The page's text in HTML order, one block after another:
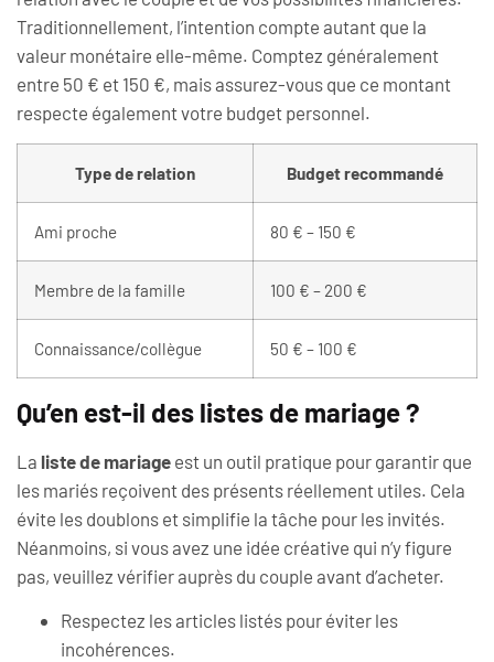
Traditionnellement, l’intention compte autant que la
valeur monétaire elle-même. Comptez généralement
entre 50 € et 150 €, mais assurez-vous que ce montant
respecte également votre budget personnel.
Type de relation Budget recommandé
Ami proche 80 € – 150 €
Membre de la famille 100 € – 200 €
Connaissance/collègue 50 € – 100 €
Qu’en est-il des listes de mariage ?
La liste de mariage est un outil pratique pour garantir que
les mariés reçoivent des présents réellement utiles. Cela
évite les doublons et simplifie la tâche pour les invités.
Néanmoins, si vous avez une idée créative qui n’y figure
pas, veuillez vérifier auprès du couple avant d’acheter.
Respectez les articles listés pour éviter les
incohérences.